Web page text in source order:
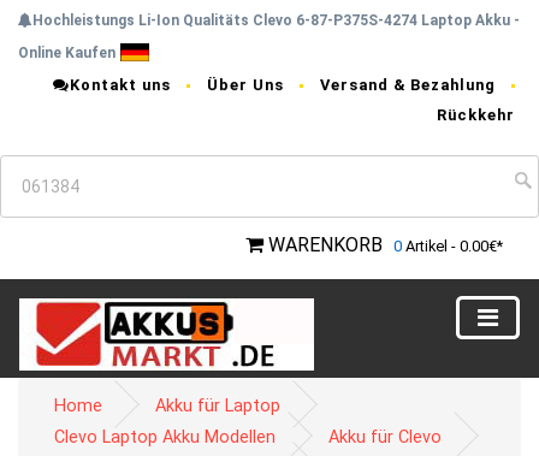
Hochleistungs Li-Ion Qualitäts Clevo 6-87-P375S-4274 Laptop Akku -
Online Kaufen
Kontakt uns Über Uns
Versand & Bezahlung
Rückkehr
WARENKORB 0 Artikel - 0.00€*
Home
Akku für Laptop
Clevo Laptop Akku Modellen
Akku für Clevo